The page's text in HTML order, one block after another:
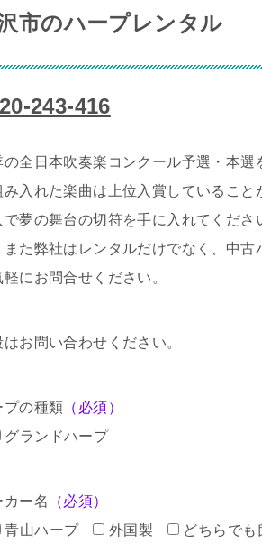
市のハープレンタル
243-416
の全日本吹奏楽コンクール予選・本
み入れた楽曲は上位入賞しているこ
で夢の舞台の切符を手に入れてくだ
また弊社はレンタルだけでなく、中
軽にお問合せください。
はお問い合わせください。
プの種類 （必須）
グランドハープ
カー名
（必須）
青山ハープ
外国製 どちらでも